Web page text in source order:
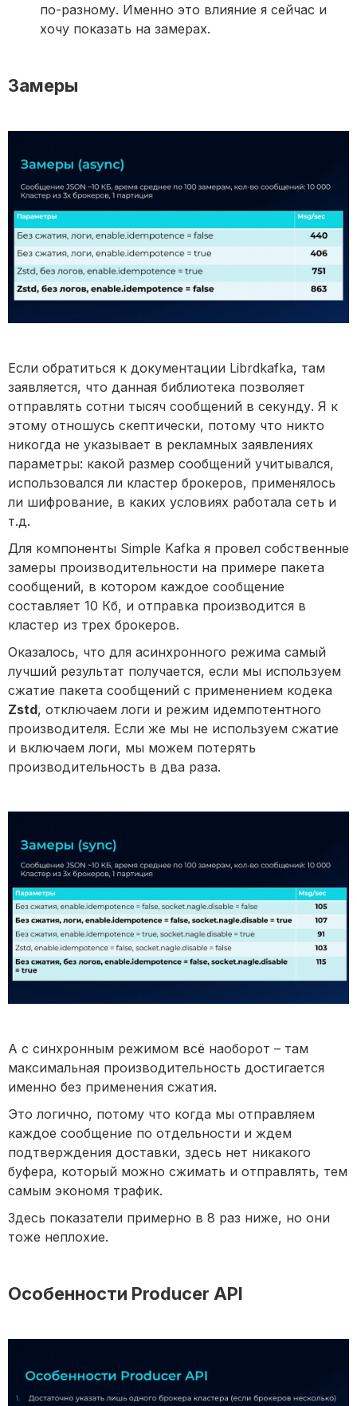
по-разному. Именно это влияние я сейчас и
хочу показать на замерах.
Замеры
Если обратиться к документации Librdkafka, там
заявляется, что данная библиотека позволяет
отправлять сотни тысяч сообщений в секунду. Я к
этому отношусь скептически, потому что никто
никогда не указывает в рекламных заявлениях
параметры: какой размер сообщений учитывался,
использовался ли кластер брокеров, применялось
ли шифрование, в каких условиях работала сеть и
т.д.
Для компоненты Simple Kafka я провел собственные
замеры производительности на примере пакета
сообщений, в котором каждое сообщение
составляет 10 Кб, и отправка производится в
кластер из трех брокеров.
Оказалось, что для асинхронного режима самый
лучший результат получается, если мы используем
сжатие пакета сообщений с применением кодека
Zstd, отключаем логи и режим идемпотентного
производителя. Если же мы не используем сжатие
и включаем логи, мы можем потерять
производительность в два раза.
А с синхронным режимом всё наоборот – там
максимальная производительность достигается
именно без применения сжатия.
Это логично, потому что когда мы отправляем
каждое сообщение по отдельности и ждем
подтверждения доставки, здесь нет никакого
буфера, который можно сжимать и отправлять, тем
самым экономя трафик.
Здесь показатели примерно в 8 раз ниже, но они
тоже неплохие.
Особенности Producer API